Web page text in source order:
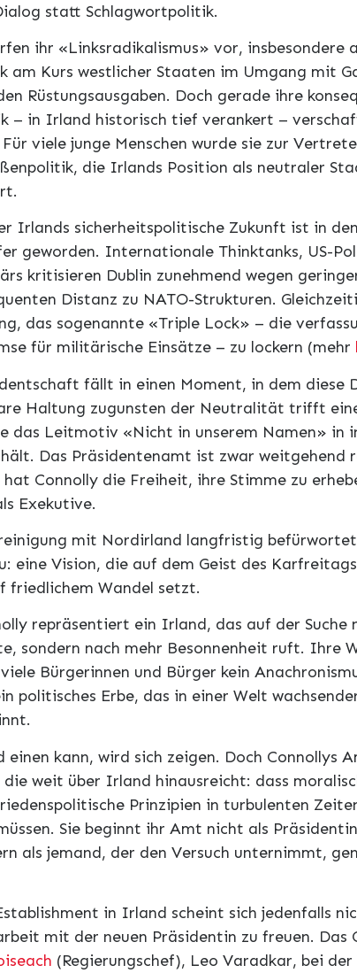
statt Schlagwortpolitik.
ihr «Linksradikalismus» vor, insbesondere
am Kurs westlicher Staaten im Umgang mit
Rüstungsausgaben. Doch gerade ihre
– in Irland historisch tief verankert –
viele junge Menschen wurde sie zur
die Irlands Position als neutraler
Irlands sicherheitspolitische Zukunft ist in
geworden. Internationale Thinktanks, US-
kritisieren Dublin zunehmend wegen
Distanz zu NATO-Strukturen.
das sogenannte «Triple Lock» – die
für militärische Einsätze – zu lockern (mehr
fällt in einen Moment, in dem diese
Haltung zugunsten der Neutralität trifft
das Leitmotiv «Nicht in unserem Namen» in
Das Präsidentenamt ist zwar weitgehend
Connolly die Freiheit, ihre Stimme zu
Exekutive.
mit Nordirland langfristig
eine Vision, die auf dem Geist des
friedlichem Wandel setzt.
repräsentiert ein Irland, das auf der
sondern nach mehr Besonnenheit ruft. Ihre
Bürgerinnen und Bürger kein
politisches Erbe, das in einer Welt
einen kann, wird sich zeigen. Doch Connollys
weit über Irland hinausreicht: dass
Prinzipien in turbulenten
Sie beginnt ihr Amt nicht als
als jemand, der den Versuch unternimmt,
in Irland scheint sich jedenfalls
mit der neuen Präsidentin zu freuen. Das
(Regierungschef), Leo Varadkar, bei